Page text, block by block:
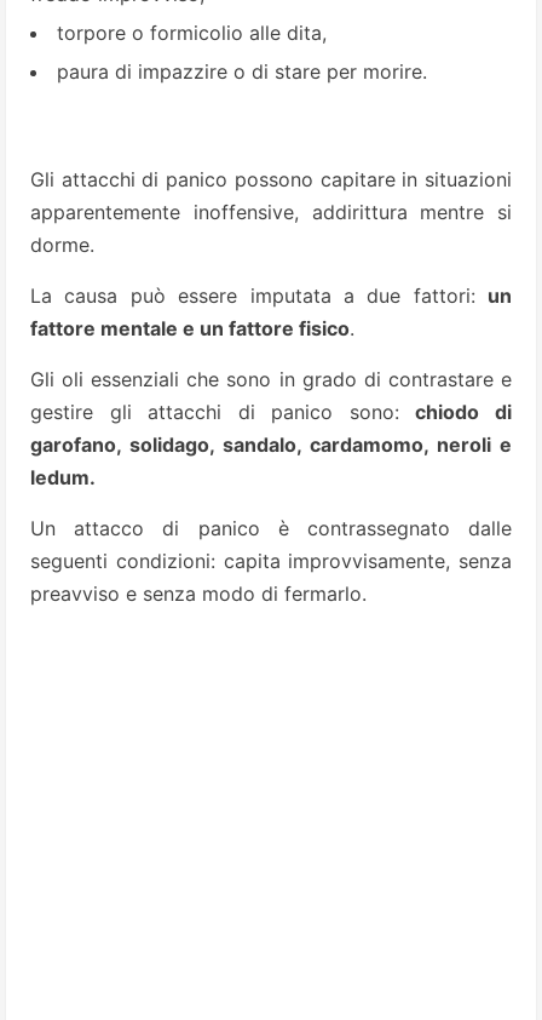
torpore o formicolio alle dita,
paura di impazzire o di stare per morire.
Gli attacchi di panico possono capitare in situazioni
apparentemente inoffensive, addirittura mentre si
dorme.
La causa può essere imputata a due fattori: un
fattore mentale e un fattore fisico.
Gli oli essenziali che sono in grado di contrastare e
gestire gli attacchi di panico sono:chiodo di
garofano, solidago, sandalo, cardamomo, neroli e
ledum.
Un attacco di panico è contrassegnato dalle
seguenti condizioni: capita improvvisamente, senza
preavviso e senza modo di fermarlo.